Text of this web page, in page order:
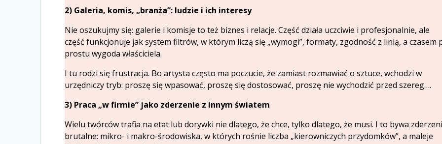
2) Galeria, komis, „branża”: ludzie i ich interesy
Nie oszukujmy się: galerie i komisje to też biznes i relacje. Część działa uczciwie i profesjonalnie, ale
część funkcjonuje jak system filtrów, w którym liczą się „wymogi”, formaty, zgodność z linią, a czasem
prostu wygoda właściciela.
I tu rodzi się frustracja. Bo artysta często ma poczucie, że zamiast rozmawiać o sztuce, wchodzi w
urzędniczy tryb: proszę się wpasować, proszę się dostosować, proszę nie wychodzić przed szereg….
3) Praca „w firmie” jako zderzenie z innym światem
Wielu twórców trafia na etat lub dorywki nie dlatego, że chce, tylko dlatego, że musi. I to bywa
brutalne: mikro- i makro-środowiska, w których rośnie liczba „kierowniczych przydomków”, a maleje